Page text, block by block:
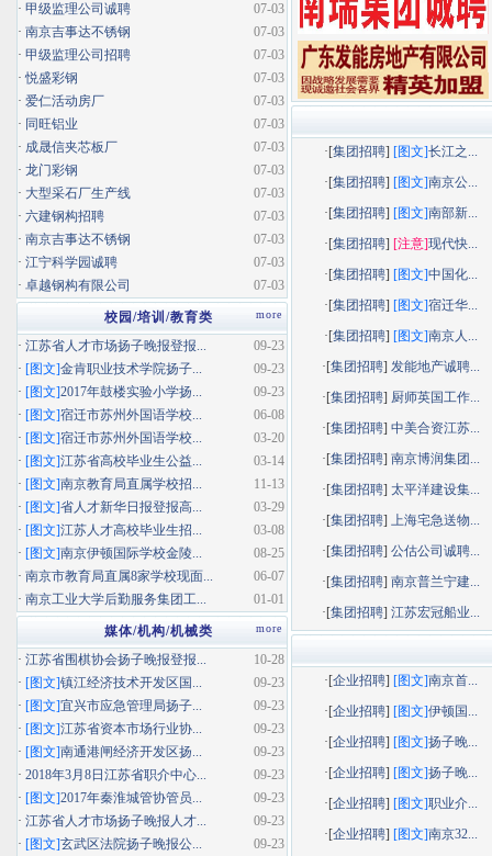
·[集团招聘] [图文]长江之...
·[集团招聘] [图文]南京公...
·[集团招聘] [图文]南部新...
·[集团招聘] [注意]现代快...
·[集团招聘] [图文]中国化...
·[集团招聘] [图文]宿迁华...
·[集团招聘] [图文]南京人...
·[集团招聘]发能地产诚聘...
·[集团招聘] 厨师英国工作...
·[集团招聘]中美合资江苏...
·[集团招聘]南京博润集团...
·[集团招聘]太平洋建设集...
·[集团招聘]上海宅急送物...
·[集团招聘]公估公司诚聘...
·[集团招聘]南京普兰宁建...
·[集团招聘]江苏宏冠船业...
·[企业招聘] [图文]南京首...
·[企业招聘] [图文]伊顿国...
·[企业招聘] [图文]扬子晚...
·[企业招聘] [图文]扬子晚...
·[企业招聘] [图文]职业介...
·[企业招聘] [图文]南京32...
07-03
· 甲级监理公司诚聘
07-03
· 南京吉事达不锈钢
07-03
· 甲级监理公司招聘
07-03
·悦盛彩钢
07-03
· 爱仁活动房厂
07-03
· 同旺铝业
07-03
· 成晟信夹芯板厂
07-03
· 龙门彩钢
07-03
· 大型采石厂生产线
07-03
· 六建钢构招聘
07-03
· 南京吉事达不锈钢
07-03
· 江宁科学园诚聘
07-03
· 卓越钢构有限公司
more
校园/培训/教育类
09-23
· 江苏省人才市场扬子晚报登报...
09-23
· [图文]金肯职业技术学院扬子...
09-23
· [图文]2017年鼓楼实验小学扬...
06-08
· [图文]宿迁市苏州外国语学校...
03-20
· [图文]宿迁市苏州外国语学校...
03-14
· [图文]江苏省高校毕业生公益...
11-13
· [图文]南京教育局直属学校招...
03-29
· [图文]省人才新华日报登报高...
03-08
· [图文]江苏人才高校毕业生招...
08-25
· [图文]南京伊顿国际学校金陵...
06-07
· 南京市教育局直属8家学校现面...
01-01
· 南京工业大学后勤服务集团工...
more
媒体/机构/机械类
10-28
· 江苏省围棋协会扬子晚报登报...
09-23
· [图文]镇江经济技术开发区国...
09-23
· [图文]宜兴市应急管理局扬子...
09-23
· [图文]江苏省资本市场行业协...
09-23
· [图文]南通港闸经济开发区扬...
09-23
· 2018年3月8日江苏省职介中心...
09-23
· [图文]2017年秦淮城管协管员...
09-23
· 江苏省人才市场扬子晚报人才...
09-23
· [图文]玄武区法院扬子晚报公...